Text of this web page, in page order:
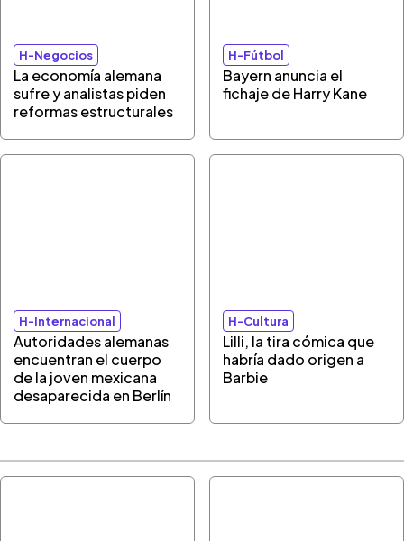
H-Negocios
La economía alemana
sufre y analistas piden
reformas estructurales
H-Fútbol
Bayern anuncia el
fichaje de Harry Kane
H-Internacional
Autoridades alemanas
encuentran el cuerpo
de la joven mexicana
desaparecida en Berlín
H-Cultura
Lilli, la tira cómica que
habría dado origen a
Barbie